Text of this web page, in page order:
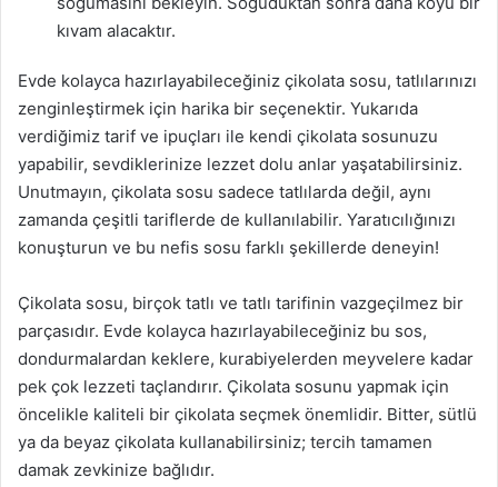
kıvam alacaktır.
Evde kolayca hazırlayabileceğiniz çikolata sosu, tatlılarınızı
zenginleştirmek için harika bir seçenektir. Yukarıda
verdiğimiz tarif ve ipuçları ile kendi çikolata sosunuzu
yapabilir, sevdiklerinize lezzet dolu anlar yaşatabilirsiniz.
Unutmayın, çikolata sosu sadece tatlılarda değil, aynı
zamanda çeşitli tariflerde de kullanılabilir. Yaratıcılığınızı
konuşturun ve bu nefis sosu farklı şekillerde deneyin!
Çikolata sosu, birçok tatlı ve tatlı tarifinin vazgeçilmez bir
parçasıdır. Evde kolayca hazırlayabileceğiniz bu sos,
dondurmalardan keklere, kurabiyelerden meyvelere kadar
pek çok lezzeti taçlandırır. Çikolata sosunu yapmak için
öncelikle kaliteli bir çikolata seçmek önemlidir. Bitter, sütlü
ya da beyaz çikolata kullanabilirsiniz; tercih tamamen
damak zevkinize bağlıdır.